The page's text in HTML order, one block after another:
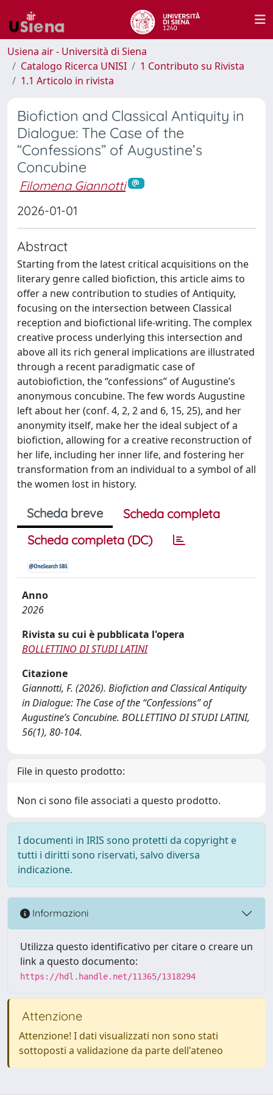
Usiena air - Università di Siena
Catalogo Ricerca UNISI
1 Contributo su Rivista
1.1 Articolo in rivista
Biofiction and Classical Antiquity in
Dialogue: The Case of the
“Confessions” of Augustine’s
Concubine
Filomena Giannotti
2026-01-01
Abstract
Starting from the latest critical acquisitions on the
literary genre called biofiction, this article aims to
offer a new contribution to studies of Antiquity,
focusing on the intersection between Classical
reception and biofictional life-writing. The complex
creative process underlying this intersection and
above all its rich general implications are illustrated
through a recent paradigmatic case of
autobiofiction, the “confessions” of Augustine’s
anonymous concubine. The few words Augustine
left about her (conf. 4, 2, 2 and 6, 15, 25), and her
anonymity itself, make her the ideal subject of a
biofiction, allowing for a creative reconstruction of
her life, including her inner life, and fostering her
transformation from an individual to a symbol of all
the women lost in history.
Scheda breve
Scheda completa
Scheda completa (DC)
Anno
2026
Rivista su cui è pubblicata l'opera
BOLLETTINO DI STUDI LATINI
Citazione
Giannotti, F. (2026). Biofiction and Classical Antiquity
in Dialogue: The Case of the “Confessions” of
Augustine’s Concubine. BOLLETTINO DI STUDI LATINI,
56(1), 80-104.
File in questo prodotto:
Non ci sono file associati a questo prodotto.
I documenti in IRIS sono protetti da copyright e
tutti i diritti sono riservati, salvo diversa
indicazione.
Informazioni
Utilizza questo identificativo per citare o creare un
link a questo documento:
https://hdl.handle.net/11365/1318294
Attenzione
Attenzione! I dati visualizzati non sono stati
sottoposti a validazione da parte dell'ateneo